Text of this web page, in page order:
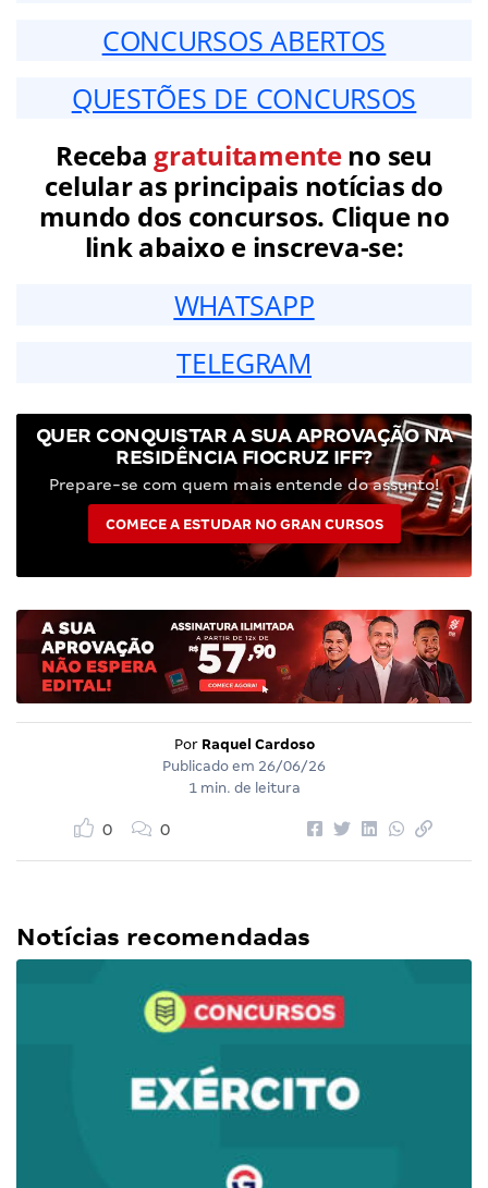
CONCURSOS ABERTOS
QUESTÕES DE CONCURSOS
Receba gratuitamenteno seu
celular as principais notícias do
mundo dos concursos. Clique no
link abaixo e inscreva-se:
WHATSAPP
TELEGRAM
QUER CONQUISTAR A SUA APROVAÇÃO NA
RESIDÊNCIA FIOCRUZ IFF?
Prepare-se com quem mais entende do assunto!
COMECE A ESTUDAR NO GRAN CURSOS
Por Raquel Cardoso
Publicado em 26/06/26
1 min. de leitura
0 0
Notícias recomendadas